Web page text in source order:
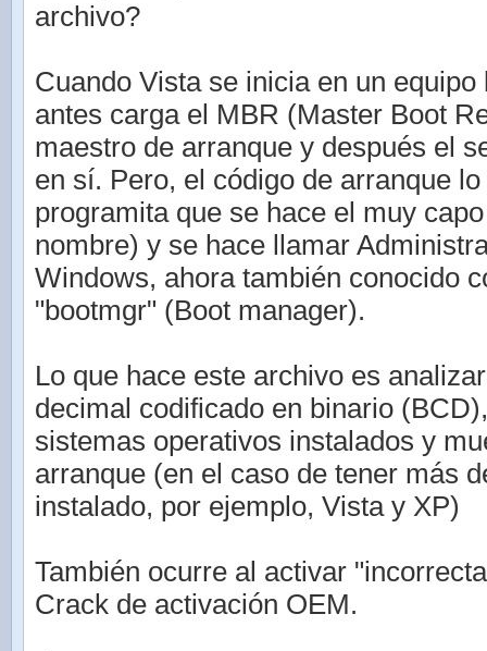
archivo?
Cuando Vista se inicia en un
antes carga el MBR (Master Boot
maestro de arranque y después el
en sí. Pero, el código de arranque
programita que se hace el muy
nombre) y se hace llamar
Windows, ahora también conocido
"bootmgr" (Boot manager).
Lo que hace este archivo es
decimal codificado en binario
sistemas operativos instalados y
arranque (en el caso de tener más
instalado, por ejemplo, Vista y XP)
También ocurre al activar
Crack de activación OEM.